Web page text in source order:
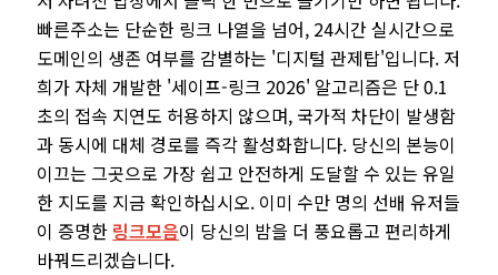
빠른주소는 단순한 링크 나열을 넘어, 24시간 실시간으로
도메인의 생존 여부를 감별하는 '디지털 관제탑'입니다. 저
희가 자체 개발한 '세이프-링크 2026' 알고리즘은 단 0.1
초의 접속 지연도 허용하지 않으며, 국가적 차단이 발생함
과 동시에 대체 경로를 즉각 활성화합니다. 당신의 본능이
이끄는 그곳으로 가장 쉽고 안전하게 도달할 수 있는 유일
한 지도를 지금 확인하십시오. 이미 수만 명의 선배 유저들
이 증명한 링크모음이 당신의 밤을 더 풍요롭고 편리하게
바꿔드리겠습니다.